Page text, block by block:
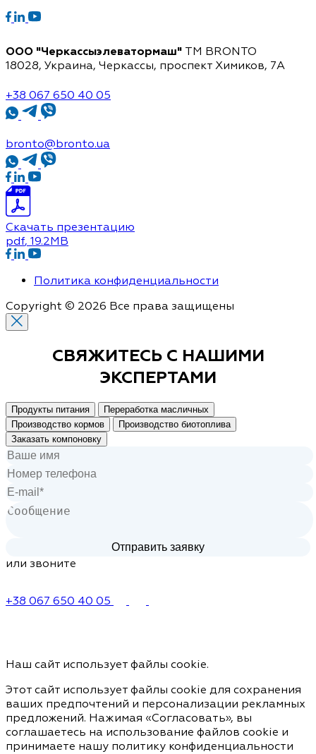
ООО "Черкассыэлеватормаш" TM BRONTO
18028, Украина, Черкассы, проспект Химиков, 7A
+38 067 650 40 05
bronto@bronto.ua
Скачать презентацию
pdf, 19.2MB
Политика конфиденциальности
Copyright © 2026 Все права защищены
СВЯЖИТЕСЬ С НАШИМИ
ЭКСПЕРТАМИ
Продукты питания
Переработка масличных
Производство кормов
Производство биотоплива
Заказать компоновку
или звоните
+38 067 650 40 05
Наш сайт использует файлы cookie.
Этот сайт использует файлы cookie для сохранения
ваших предпочтений и персонализации рекламных
предложений. Нажимая «Согласовать», вы
соглашаетесь на использование файлов cookie и
принимаете нашу политику конфиденциальности